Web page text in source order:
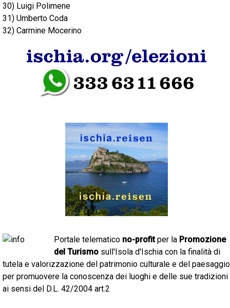
30) Luigi Polimene
31) Umberto Coda
32) Carmine Mocerino
Portale telematico no-profitper la Promozione
del Turismo sull'Isola d'Ischia con la finalità di
tutela e valorizzazione del patrimonio culturale e del paesaggio
per promuovere la conoscenza dei luoghi e delle sue tradizioni
ai sensi del D.L. 42/2004 art.2